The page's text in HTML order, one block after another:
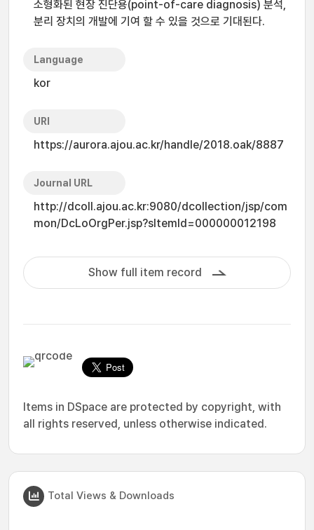
소형화된 현장 진단용(point-of-care diagnosis) 분석,
분리 장치의 개발에 기여 할 수 있을 것으로 기대된다.
Language
kor
URI
https://aurora.ajou.ac.kr/handle/2018.oak/8887
Journal URL
http://dcoll.ajou.ac.kr:9080/dcollection/jsp/com
mon/DcLoOrgPer.jsp?sItemId=000000012198
Show full item record
Items in DSpace are protected by copyright, with
all rights reserved, unless otherwise indicated.
Total Views & Downloads